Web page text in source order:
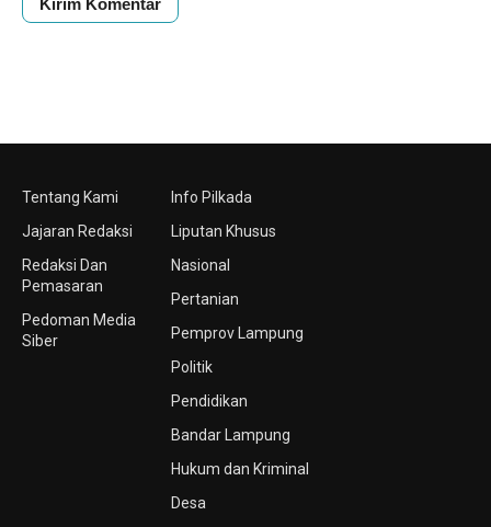
Tentang Kami
Jajaran Redaksi
Redaksi Dan
Pemasaran
Pedoman Media
Siber
Info Pilkada
Liputan Khusus
Nasional
Pertanian
Pemprov Lampung
Politik
Pendidikan
Bandar Lampung
Hukum dan Kriminal
Desa